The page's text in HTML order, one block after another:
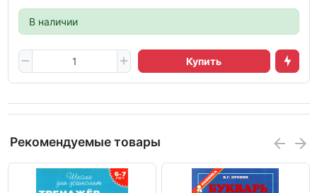
В наличии
Купить
Рекомендуемые товары